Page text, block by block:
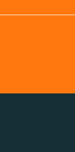
Bitte kontaktieren
Lieferadressen in